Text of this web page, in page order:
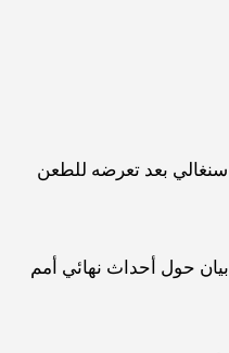
بعد تعرضه للطعن
بيان حول أحداث نهائي أمم